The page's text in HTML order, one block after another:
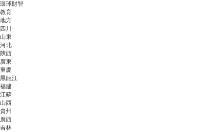
環球財智
教育
地方
四川
山東
河北
陝西
廣東
重慶
黑龍江
福建
江蘇
山西
貴州
廣西
吉林